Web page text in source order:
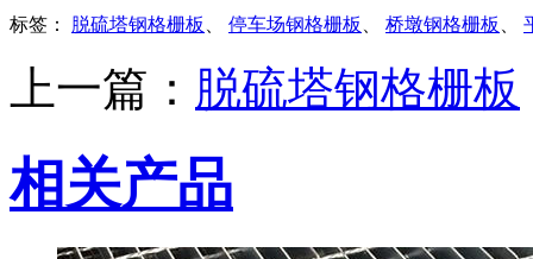
标签： 脱硫塔钢格栅板 、 停车场钢格栅板 、 桥墩钢格栅板 、
上一篇： 脱硫塔钢格栅板
相关产品